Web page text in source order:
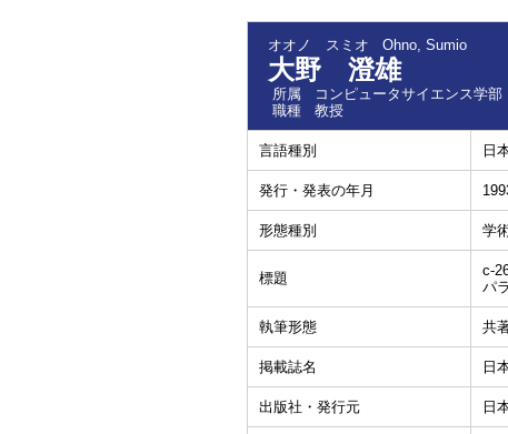
オオノ スミオ Ohno, Sumio
大野 澄雄
所属
コンピュータサイエンス学
職種
教授
言語種別 日
発行・発表の年月
形態種別 学
標題
c-
パ
執筆形態 共
掲載誌名 日
出版社・発行元 日